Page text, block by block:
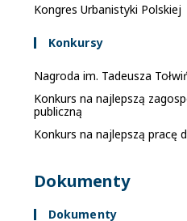
Kongres Urbanistyki Polskiej
Konkursy
Nagroda im. Tadeusza
Konkurs na najlepszą
publiczną
Konkurs na najlepszą pracę
Dokumenty
Dokumenty